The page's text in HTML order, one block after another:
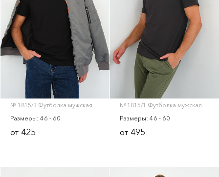
Тапки
Скачать прайс-лист
№ 1815/3 Футболка мужская
Размеры: 46 - 60
от425
№ 1815/1 Футболка мужская
Размеры: 46 - 60
от495